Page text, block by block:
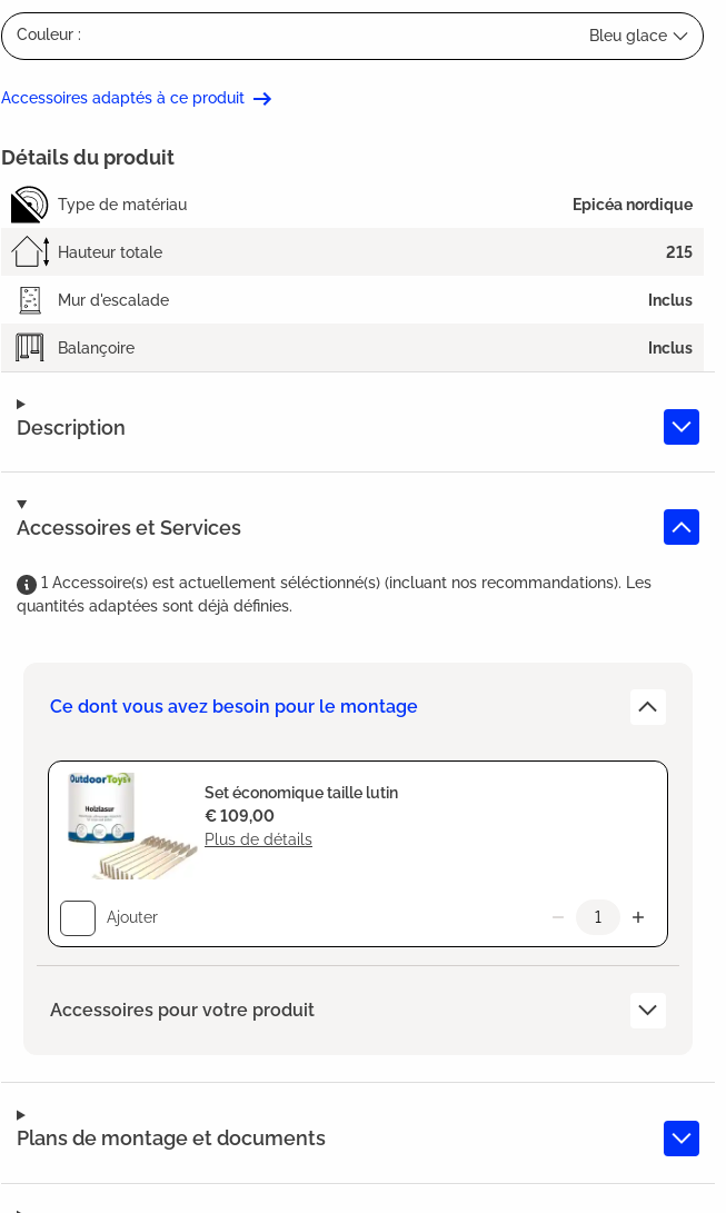
Couleur : Bleu glace
Accessoires adaptés à ce produit
Description
Accessoires et Services
1 Accessoire(s) est actuellement séléctionné(s) (incluant nos recommandations). Les
quantités adaptées sont déjà définies.
Ce dont vous avez besoin pour le montage
Set économique taille lutin
Plus de détails
€ 109,00
Ajouter
Accessoires pour votre produit
Plans de montage et documents
Détails du produit
Type de matériau Epicéa nordique
Hauteur totale 215
Mur d'escalade Inclus
Balançoire Inclus